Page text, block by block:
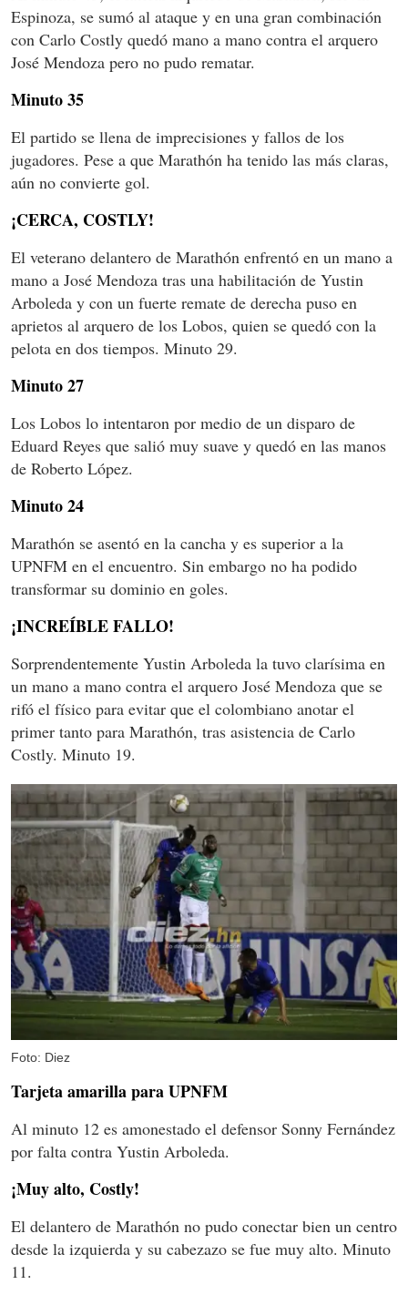
Espinoza, se sumó al ataque y en una gran combinación
con Carlo Costly quedó mano a mano contra el arquero
José Mendoza pero no pudo rematar.
Minuto 35
El partido se llena de imprecisiones y fallos de los
jugadores. Pese a que Marathón ha tenido las más claras,
aún no convierte gol.
¡CERCA, COSTLY!
El veterano delantero de Marathón enfrentó en un mano a
mano a José Mendoza tras una habilitación de Yustin
Arboleda y con un fuerte remate de derecha puso en
aprietos al arquero de los Lobos, quien se quedó con la
pelota en dos tiempos. Minuto 29.
Minuto 27
Los Lobos lo intentaron por medio de un disparo de
Eduard Reyes que salió muy suave y quedó en las manos
de Roberto López.
Minuto 24
Marathón se asentó en la cancha y es superior a la
UPNFM en el encuentro. Sin embargo no ha podido
transformar su dominio en goles.
¡INCREÍBLE FALLO!
Sorprendentemente Yustin Arboleda la tuvo clarísima en
un mano a mano contra el arquero José Mendoza que se
rifó el físico para evitar que el colombiano anotar el
primer tanto para Marathón, tras asistencia de Carlo
Costly. Minuto 19.
Foto: Diez
Tarjeta amarilla para UPNFM
Al minuto 12 es amonestado el defensor Sonny Fernández
por falta contra Yustin Arboleda.
¡Muy alto, Costly!
El delantero de Marathón no pudo conectar bien un centro
desde la izquierda y su cabezazo se fue muy alto. Minuto
11.